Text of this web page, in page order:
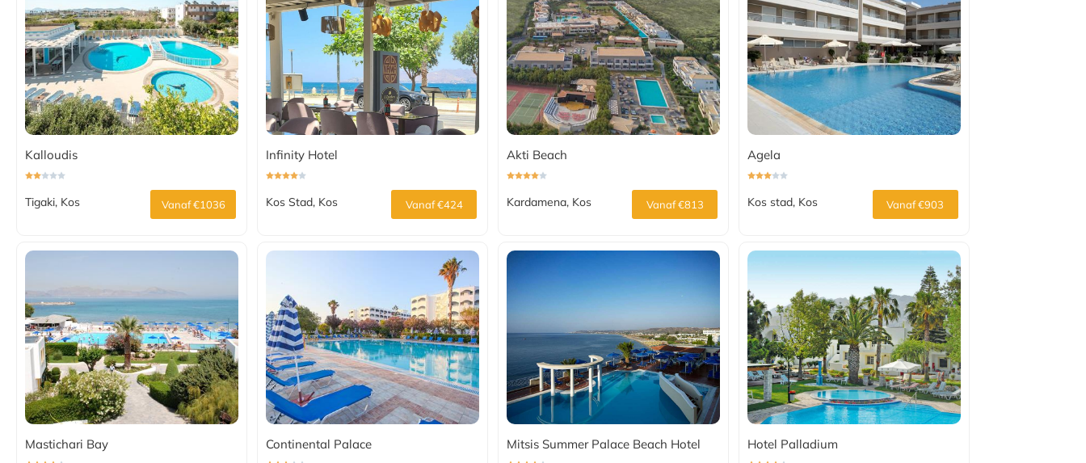
Kalloudis
Tigaki, Kos Vanaf €1036
Infinity Hotel
Kos Stad, Kos Vanaf €424
Akti Beach
Kardamena, Kos Vanaf €813
Agela
Kos stad, Kos Vanaf €903
Mastichari Bay Continental Palace Mitsis Summer Palace Beach Hotel Hotel Palladium